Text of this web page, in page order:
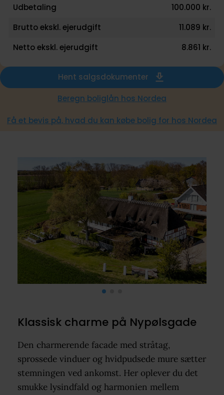
Udbetaling
100.000 kr.
Brutto ekskl. ejerudgift
11.089 kr.
Netto ekskl. ejerudgift
8.861 kr.
Hent salgsdokumenter
Beregn boliglån hos Nordea
Få et bevis på, hvad du kan købe bolig for hos Nordea
Klassisk charme på Nypølsgade
Den charmerende facade med stråtag,
sprossede vinduer og hvidpudsede mure sætter
stemningen ved ankomst. Her oplever du det
smukke lysindfald og harmonien mellem